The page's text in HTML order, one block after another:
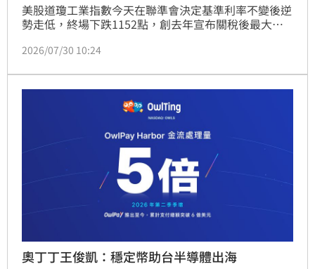
美股道瓊工業指數今天在聯準會決定基準利率不變後逆
勢走低，終場下跌1152點，創去年宣布關稅後最大跌
率不動導致美債殖利率上揚，拖累3大指數。
2026/07/30 10:24
奧丁丁王俊凱：穩定幣助台半導體出海